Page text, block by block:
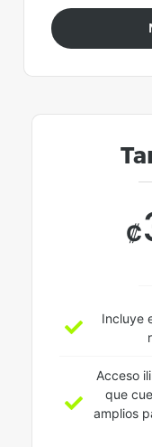
₡
Incluye
Acceso
que
amplios